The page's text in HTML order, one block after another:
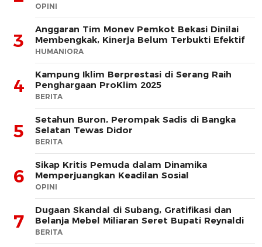
OPINI
3
Anggaran Tim Monev Pemkot Bekasi Dinilai
Membengkak, Kinerja Belum Terbukti Efektif
HUMANIORA
4
Kampung Iklim Berprestasi di Serang Raih
Penghargaan ProKlim 2025
BERITA
5
Setahun Buron, Perompak Sadis di Bangka
Selatan Tewas Didor
BERITA
6
Sikap Kritis Pemuda dalam Dinamika
Memperjuangkan Keadilan Sosial
OPINI
7
Dugaan Skandal di Subang, Gratifikasi dan
Belanja Mebel Miliaran Seret Bupati Reynaldi
BERITA